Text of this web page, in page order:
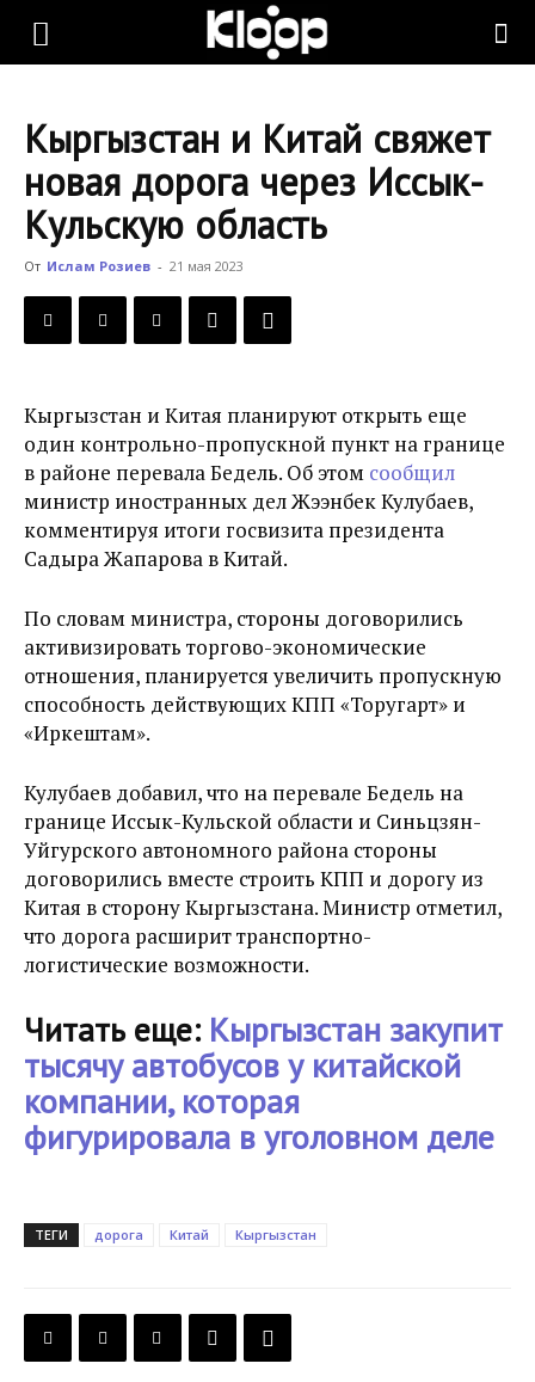
KLOOP.KG
Новости
Кыргызстана
Кыргызстан и Китай свяжет
новая дорога через Иссык-
Кульскую область
От Ислам Розиев - 21 мая 2023
Кыргызстан и Китая планируют открыть еще
один контрольно-пропускной пункт на границе
в районе перевала Бедель. Об этом сообщил
министр иностранных дел Жээнбек Кулубаев,
комментируя итоги госвизита президента
Садыра Жапарова в Китай.
По словам министра, стороны договорились
активизировать торгово-экономические
отношения, планируется увеличить пропускную
способность действующих КПП «Торугарт» и
«Иркештам».
Кулубаев добавил, что на перевале Бедель на
границе Иссык-Кульской области и Синьцзян-
Уйгурского автономного района стороны
договорились вместе строить КПП и дорогу из
Китая в сторону Кыргызстана. Министр отметил,
что дорога расширит транспортно-
логистические возможности.
Читать еще: Кыргызстан закупит
тысячу автобусов у китайской
компании, которая
фигурировала в уголовном деле
ТЕГИ дорога Китай Кыргызстан